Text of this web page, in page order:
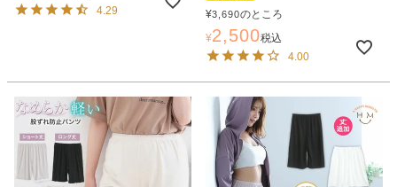
4.29
¥3,690のところ
¥2,500税込
4.00